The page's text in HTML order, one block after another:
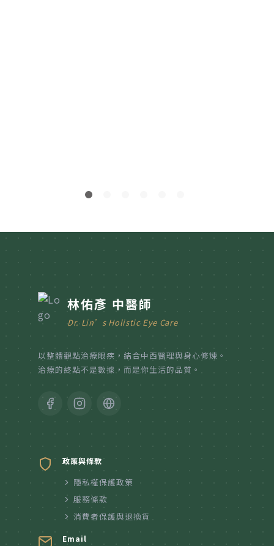
林佑彥 中醫師
Dr. Lin’s Holistic Eye Care
以整體觀點治療眼疾，結合中西醫理與身心修煉。
治療的終點不是數據，而是你生活的品質。
政策與條款
隱私權保護政策
服務條款
消費者保護與退換貨
Email